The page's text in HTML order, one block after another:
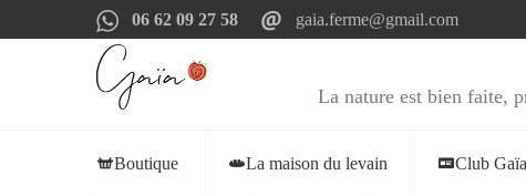
06 62 09 27 58 gaia.ferme@gmail.com
La nature est bien faite,
Boutique La maison du levain Club Gaïa